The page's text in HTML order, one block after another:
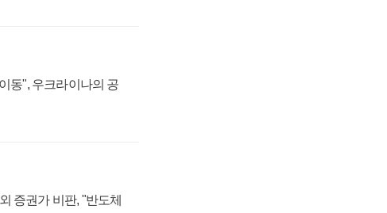
동", 우크라이나의 공
증권가 비판, "반도체